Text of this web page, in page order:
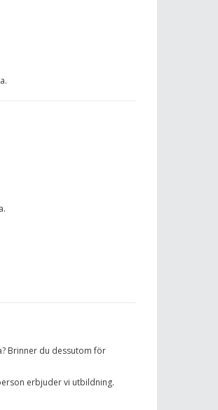
Brinner du dessutom för
erbjuder vi utbildning.